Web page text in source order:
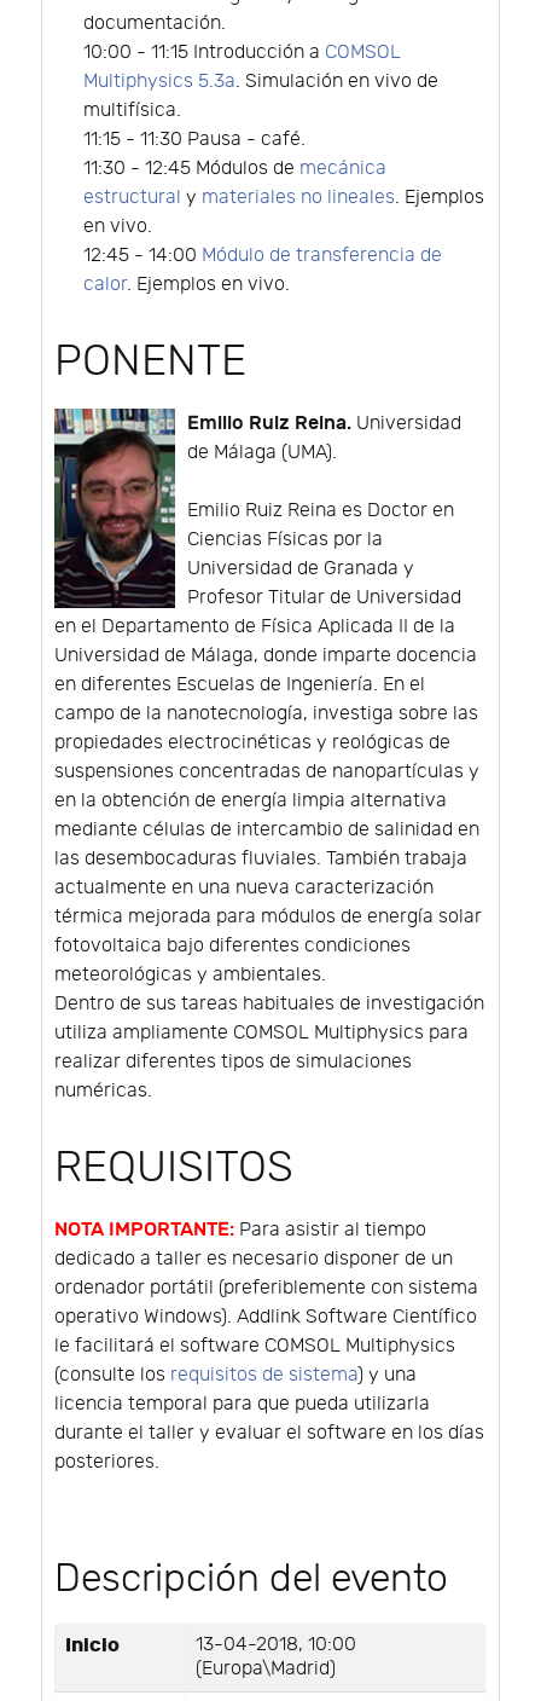
documentación.
10:00 - 11:15 Introducción a COMSOL
Multiphysics 5.3a. Simulación en vivo de
multifísica.
11:15 - 11:30 Pausa - café.
11:30 - 12:45 Módulos de mecánica
estructural y materiales no lineales. Ejemplos
en vivo.
12:45 - 14:00 Módulo de transferencia de
calor. Ejemplos en vivo.
PONENTE
Emilio Ruiz Reina. Universidad
de Málaga (UMA).
Emilio Ruiz Reina es Doctor en
Ciencias Físicas por la
Universidad de Granada y
Profesor Titular de Universidad
en el Departamento de Física Aplicada II de la
Universidad de Málaga, donde imparte docencia
en diferentes Escuelas de Ingeniería. En el
campo de la nanotecnología, investiga sobre las
propiedades electrocinéticas y reológicas de
suspensiones concentradas de nanopartículas y
en la obtención de energía limpia alternativa
mediante células de intercambio de salinidad en
las desembocaduras fluviales. También trabaja
actualmente en una nueva caracterización
térmica mejorada para módulos de energía solar
fotovoltaica bajo diferentes condiciones
meteorológicas y ambientales.
Dentro de sus tareas habituales de investigación
utiliza ampliamente COMSOL Multiphysics para
realizar diferentes tipos de simulaciones
numéricas.
REQUISITOS
NOTA IMPORTANTE: Para asistir al tiempo
dedicado a taller es necesario disponer de un
ordenador portátil (preferiblemente con sistema
operativo Windows). Addlink Software Científico
le facilitará el software COMSOL Multiphysics
(consulte los requisitos de sistema) y una
licencia temporal para que pueda utilizarla
durante el taller y evaluar el software en los días
posteriores.
Descripción del evento
Inicio
13-04-2018, 10:00
(Europa\Madrid)